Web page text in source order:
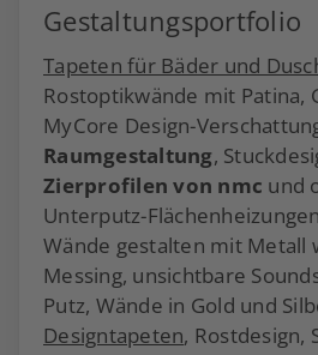
Gestaltungsportfolio
Tapeten für Bäder und
Rostoptikwände mit Patina,
MyCore Design-
Raumgestaltung,
Zierprofilen von nmc und
Unterputz-
Wände gestalten mit Metall
Messing, unsichtbare
Putz, Wände in Gold und
Designtapeten, Rostdesign,